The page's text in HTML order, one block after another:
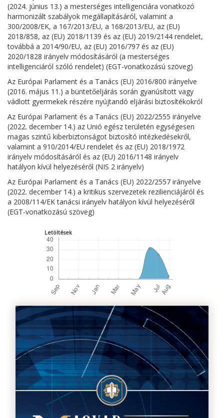
(2024. június 13.) a mesterséges intelligenciára vonatkozó
harmonizált szabályok megállapításáról, valamint a
300/2008/EK, a 167/2013/EU, a 168/2013/EU, az (EU)
2018/858, az (EU) 2018/1139 és az (EU) 2019/2144 rendelet,
továbbá a 2014/90/EU, az (EU) 2016/797 és az (EU)
2020/1828 irányelv módosításáról (a mesterséges
intelligenciáról szóló rendelet) (EGT-vonatkozású szöveg)
Az Európai Parlament és a Tanács (EU) 2016/800 irányelve
(2016. május 11.) a büntetőeljárás során gyanúsított vagy
vádlott gyermekek részére nyújtandó eljárási biztosítékokról
Az Európai Parlament és a Tanács (EU) 2022/2555 irányelve
(2022. december 14.) az Unió egész területén egységesen
magas szintű kiberbiztonságot biztosító intézkedésekről,
valamint a 910/2014/EU rendelet és az (EU) 2018/1972
irányelv módosításáról és az (EU) 2016/1148 irányelv
hatályon kívül helyezéséről (NIS 2 irányelv)
Az Európai Parlament és a Tanács (EU) 2022/2557 irányelve
(2022. december 14.) a kritikus szervezetek rezilienciájáról és
a 2008/114/EK tanácsi irányelv hatályon kívül helyezéséről
(EGT-vonatkozású szöveg)
Letöltések